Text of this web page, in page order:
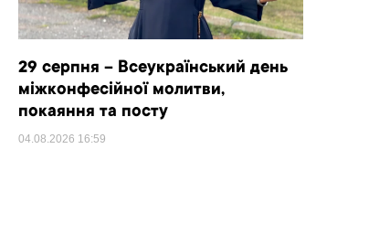
29 серпня – Всеукраїнський день
міжконфесійної молитви,
покаяння та посту
04.08.2026 16:59